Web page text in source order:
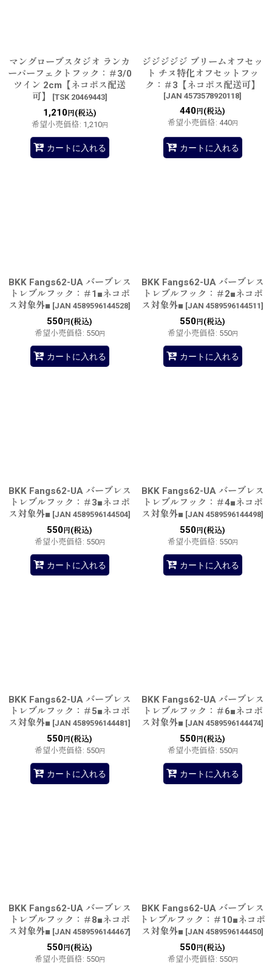
マングローブスタジオ ランカ
ーパーフェクトフック：＃3/0
ツイン 2cm【ネコポス配送
可】
[TSK 20469443]
1,210円(税込)
希望小売価格: 1,210円
カートに入れる
ジジジジジ ブリームオフセッ
ト チヌ特化オフセットフッ
ク：＃3【ネコポス配送可】
[JAN 4573578920118]
440 円(税込)
希望小売価格: 440円
カートに入れる
BKK Fangs62-UA バーブレス
トレブルフック：＃1■ネコポ
ス対象外■ [JAN 4589596144528]
550 円(税込)
希望小売価格: 550円
カートに入れる
BKK Fangs62-UA バーブレス
トレブルフック：＃2■ネコポ
ス対象外■ [JAN 4589596144511]
550 円(税込)
希望小売価格: 550円
カートに入れる
BKK Fangs62-UA バーブレス
トレブルフック：＃3■ネコポ
ス対象外■ [JAN 4589596144504]
550 円(税込)
希望小売価格: 550円
カートに入れる
BKK Fangs62-UA バーブレス
トレブルフック：＃4■ネコポ
ス対象外■ [JAN 4589596144498]
550 円(税込)
希望小売価格: 550円
カートに入れる
BKK Fangs62-UA バーブレス
トレブルフック：＃5■ネコポ
ス対象外■ [JAN 4589596144481]
550 円(税込)
希望小売価格: 550円
カートに入れる
BKK Fangs62-UA バーブレス
トレブルフック：＃6■ネコポ
ス対象外■ [JAN 4589596144474]
550 円(税込)
希望小売価格: 550円
カートに入れる
BKK Fangs62-UA バーブレス
トレブルフック：＃8■ネコポ
ス対象外■ [JAN 4589596144467]
550 円(税込)
希望小売価格: 550円
BKK Fangs62-UA バーブレス
トレブルフック：＃10■ネコポ
ス対象外■ [JAN 4589596144450]
550 円(税込)
希望小売価格: 550円